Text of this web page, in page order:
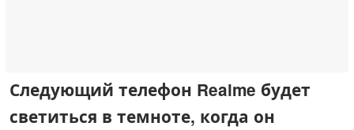
Следующий телефон Realme будет
светиться в темноте, когда он